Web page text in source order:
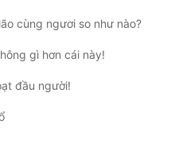
cùng ngươi so như nào?
gì hơn cái này!
đầu người!